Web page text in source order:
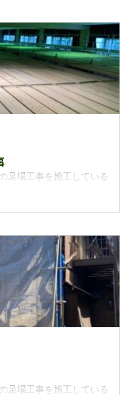
足場工事を施工している
修工事の枠組み足場の施
工しているので、久しぶ
足場工事を施工している